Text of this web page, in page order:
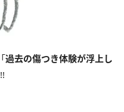
過去の傷つき体験が浮上し
!!